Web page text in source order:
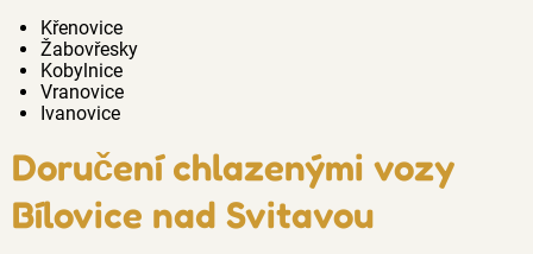
Křenovice
Žabovřesky
Kobylnice
Vranovice
Ivanovice
Doručení chlazenými vozy
Bílovice nad Svitavou